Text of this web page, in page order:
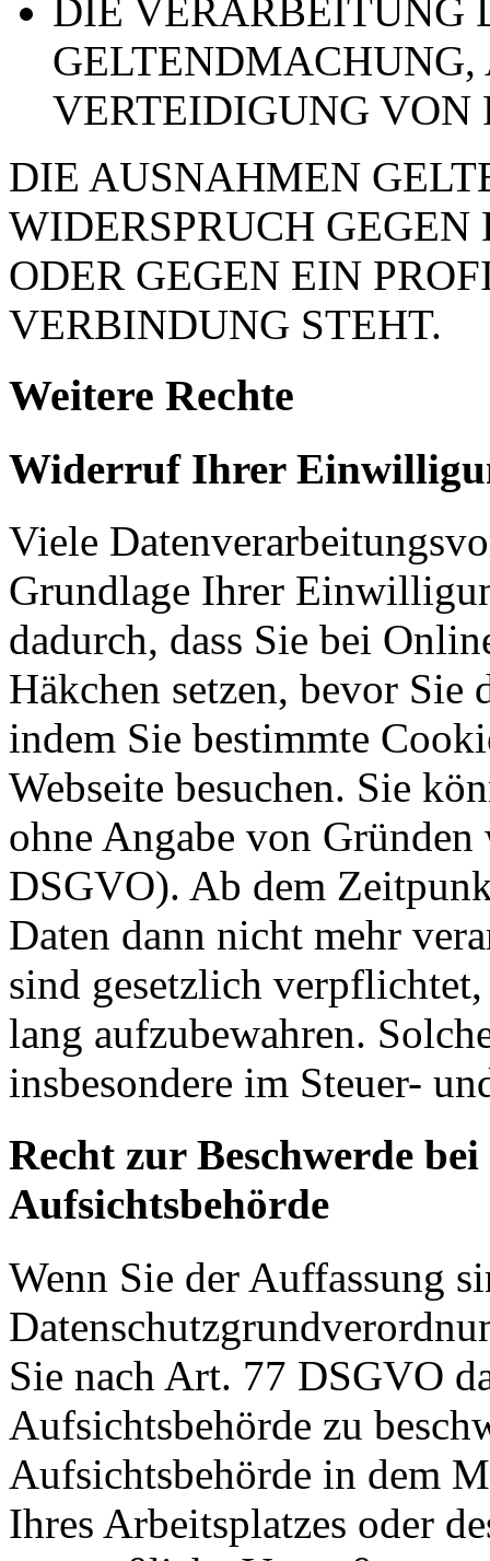
DIE VERARBEITUNG
VERTEIDIGUNG VON
DIE AUSNAHMEN
WIDERSPRUCH
ODER GEGEN EIN
VERBINDUNG STEHT.
Weitere Rechte
Widerruf Ihrer
Viele
Grundlage Ihrer
dadurch, dass Sie bei
Häkchen setzen, bevor Sie
indem Sie bestimmte
Webseite besuchen. Sie
ohne Angabe von
DSGVO). Ab dem
Daten dann nicht mehr
sind gesetzlich
lang aufzubewahren.
insbesondere im Steuer-
Recht zur Beschwerde
Aufsichtsbehörde
Wenn Sie der Auffassung
Sie nach Art. 77 DSGVO
Aufsichtsbehörde zu
Aufsichtsbehörde in dem
Ihres Arbeitsplatzes oder